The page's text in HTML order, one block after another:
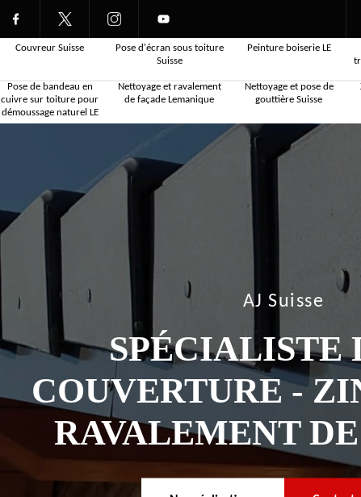
Couvreur Suisse
Pose d'écran sous toiture
Suisse
Peinture boiserie LE
Pose de bandeau en
cuivre sur toiture pour
démoussage naturel LE
Nettoyage et ravalement
de façade Lemanique
Nettoyage et pose de
gouttière Suisse
AJ Suisse
SPÉCIALISTE
COUVERTURE -
RAVALEMENT